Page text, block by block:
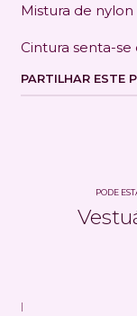
Mistura de nylon
Cintura senta-
PARTILHAR ESTE
PODE
|